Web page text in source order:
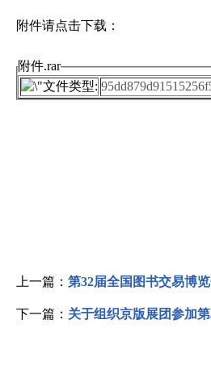
附件请点击下载：
附件.rar
上一篇： 第32届全国图书交易博
下一篇： 关于组织京版展团参加